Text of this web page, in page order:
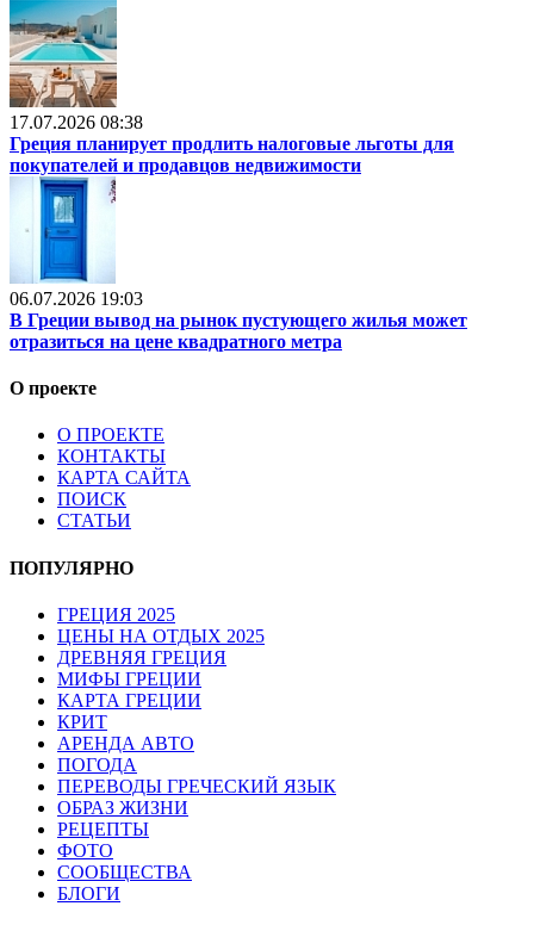
17.07.2026 08:38
Греция планирует продлить налоговые льготы для
покупателей и продавцов недвижимости
06.07.2026 19:03
В Греции вывод на рынок пустующего жилья может
отразиться на цене квадратного метра
О проекте
О ПРОЕКТЕ
КОНТАКТЫ
КАРТА САЙТА
ПОИСК
СТАТЬИ
ПОПУЛЯРНО
ГРЕЦИЯ 2025
ЦЕНЫ НА ОТДЫХ 2025
ДРЕВНЯЯ ГРЕЦИЯ
МИФЫ ГРЕЦИИ
КАРТА ГРЕЦИИ
КРИТ
АРЕНДА АВТО
ПОГОДА
ПЕРЕВОДЫ ГРЕЧЕСКИЙ ЯЗЫК
ОБРАЗ ЖИЗНИ
РЕЦЕПТЫ
ФОТО
СООБЩЕСТВА
БЛОГИ